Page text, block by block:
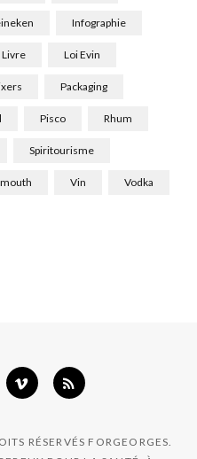
Infographie
Livre Loi Evin
Packaging
Pisco Rhum
Spiritourisme
Vin Vodka
RÉSERVÉS FORGEORGES.